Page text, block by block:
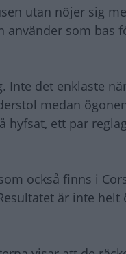
utan nöjer sig
som bas
det enklaste
medan
ett par
också finns i
är inte helt